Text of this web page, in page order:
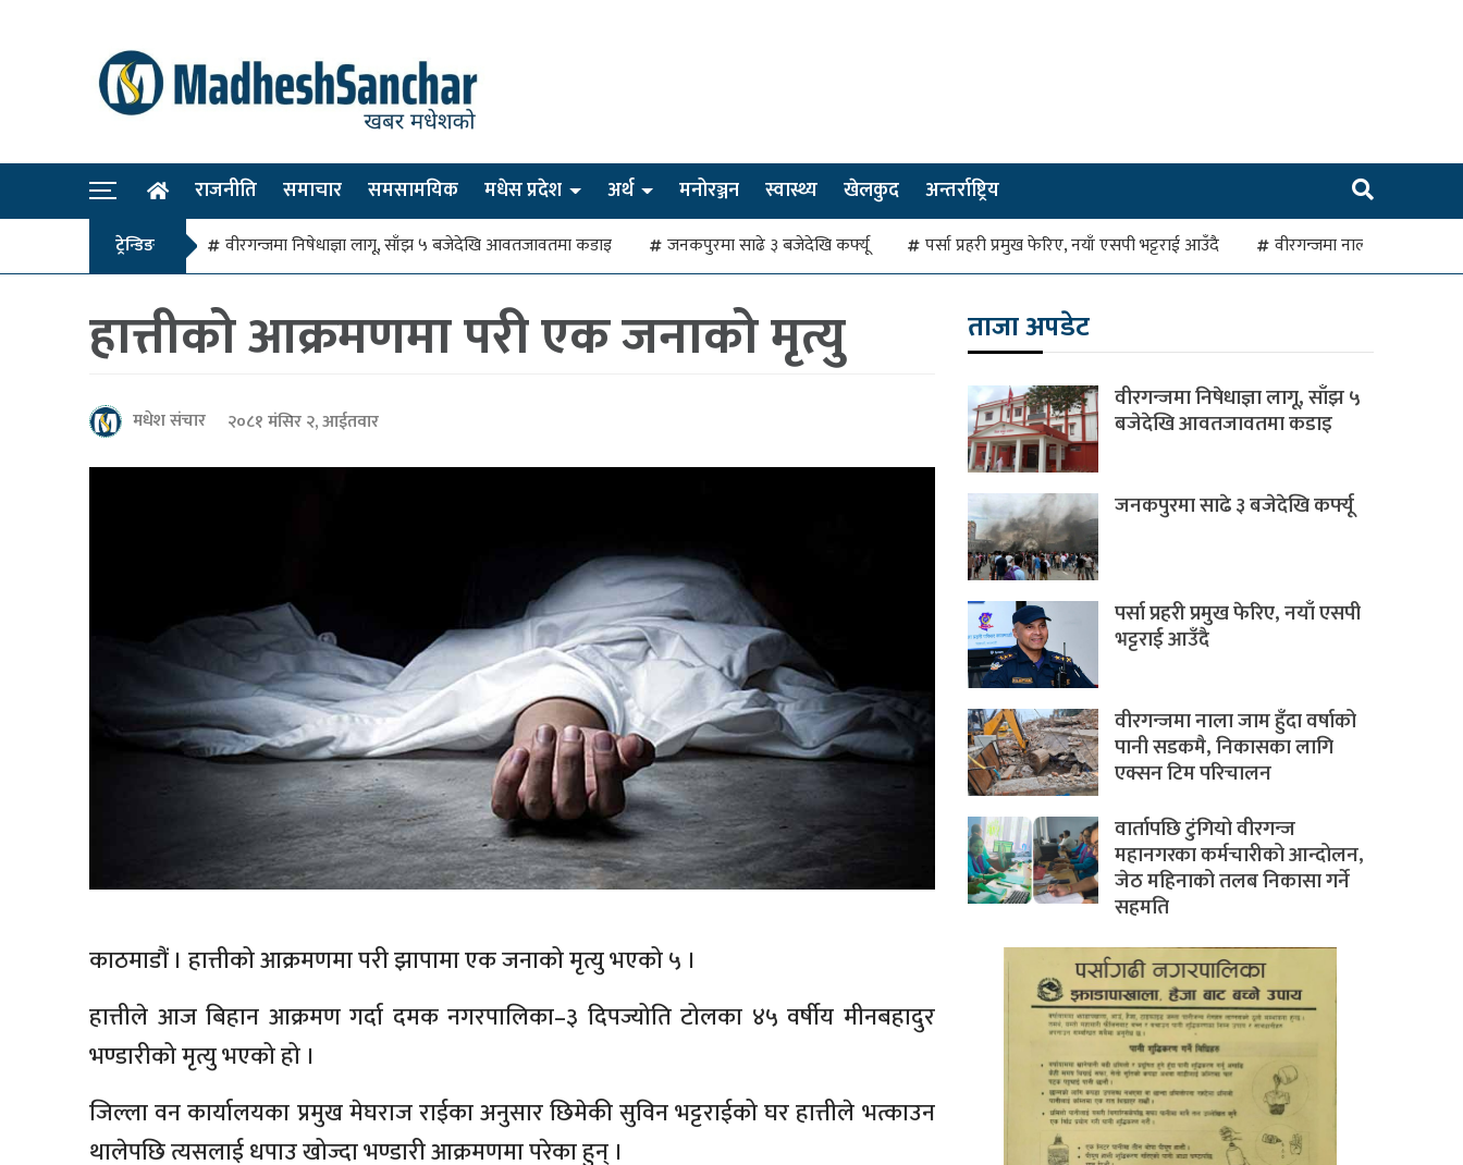
राजनीति समाचार समसामयिक मधेस प्रदेश अर्थ मनोरञ्जन स्वास्थ्य खेलकुद अन्तर्राष्ट्रिय
ट्रेन्डिङ वीरगन्जमा निषेधाज्ञा लागू, साँझ ५ बजेदेखि आवतजावतमा कडाइ जनकपुरमा साढे ३ बजेदेखि कर्फ्यू पर्सा प्रहरी प्रमुख फेरिए, नयाँ एसपी भट्टराई आउँदै वीरगन्जमा नाला जाम हुँदा
हात्तीको आक्रमणमा परी एक जनाको मृत्यु
मधेश संचार २०८१ मंसिर २, आईतवार
काठमाडौं । हात्तीको आक्रमणमा परी झापामा एक जनाको मृत्यु भएको ५ ।
हात्तीले आज बिहान आक्रमण गर्दा दमक नगरपालिका–३ दिपज्योति टोलका ४५ वर्षीय मीनबहादुर
भण्डारीको मृत्यु भएको हो ।
जिल्ला वन कार्यालयका प्रमुख मेघराज राईका अनुसार छिमेकी सुविन भट्टराईको घर हात्तीले भत्काउन
थालेपछि त्यसलाई धपाउ खोज्दा भण्डारी आक्रमणमा परेका हुन् ।
ताजा अपडेट
वीरगन्जमा निषेधाज्ञा लागू, साँझ ५
बजेदेखि आवतजावतमा कडाइ
जनकपुरमा साढे ३ बजेदेखि कर्फ्यू
पर्सा प्रहरी प्रमुख फेरिए, नयाँ एसपी
भट्टराई आउँदै
वीरगन्जमा नाला जाम हुँदा वर्षाको
पानी सडकमै, निकासका लागि
एक्सन टिम परिचालन
वार्तापछि टुंगियो वीरगन्ज
महानगरका कर्मचारीको आन्दोलन,
जेठ महिनाको तलब निकासा गर्ने
सहमति